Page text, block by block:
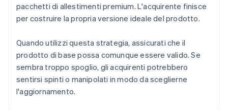
pacchetti di allestimenti premium. L'acquirente finisce
per costruire la propria versione ideale del prodotto.
Quando utilizzi questa strategia, assicurati che il
prodotto di base possa comunque essere valido. Se
sembra troppo spoglio, gli acquirenti potrebbero
sentirsi spinti o manipolati in modo da sceglierne
l'aggiornamento.